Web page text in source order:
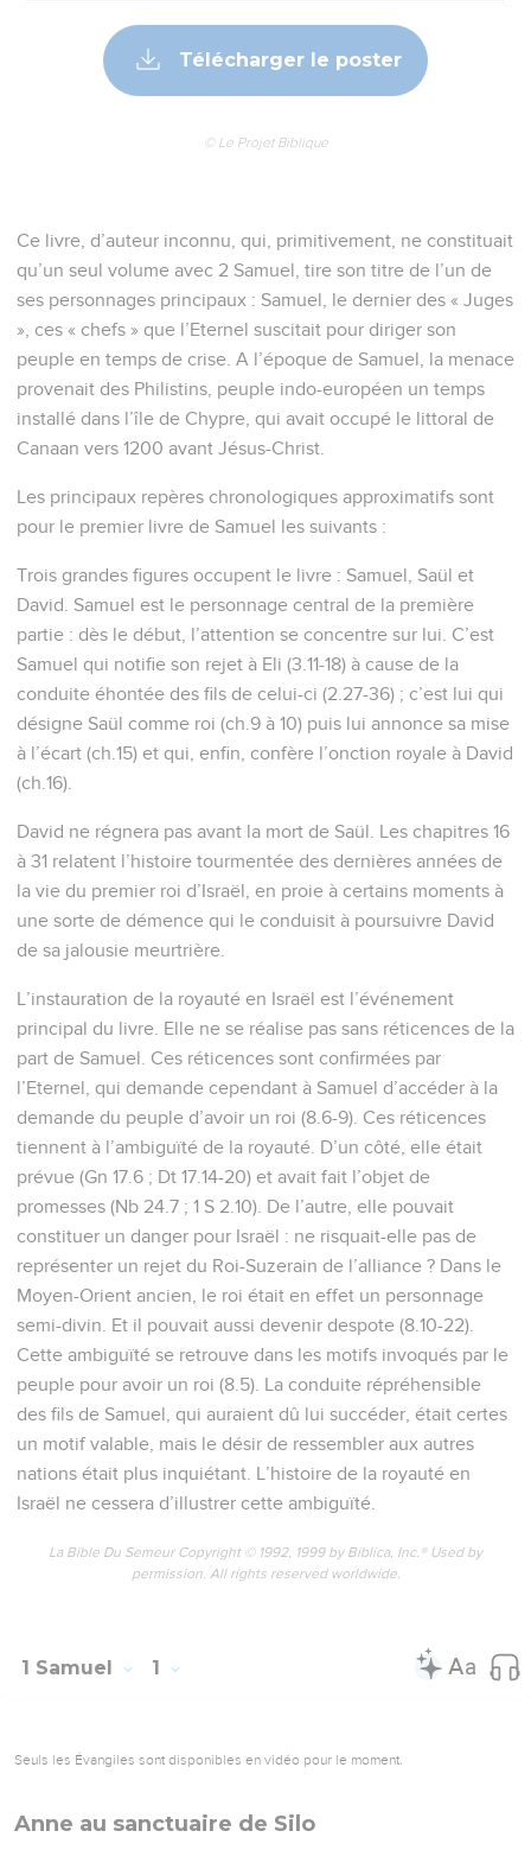
Télécharger le poster
© Le Projet Biblique
Ce livre, d’auteur inconnu, qui, primitivement, ne constituait
qu’un seul volume avec 2 Samuel, tire son titre de l’un de
ses personnages principaux : Samuel, le dernier des « Juges
», ces « chefs » que l’Eternel suscitait pour diriger son
peuple en temps de crise. A l’époque de Samuel, la menace
provenait des Philistins, peuple indo-européen un temps
installé dans l’île de Chypre, qui avait occupé le littoral de
Canaan vers 1200 avant Jésus-Christ.
Les principaux repères chronologiques approximatifs sont
pour le premier livre de Samuel les suivants :
Trois grandes figures occupent le livre : Samuel, Saül et
David. Samuel est le personnage central de la première
partie : dès le début, l’attention se concentre sur lui. C’est
Samuel qui notifie son rejet à Eli (3.11-18) à cause de la
conduite éhontée des fils de celui-ci (2.27-36) ; c’est lui qui
désigne Saül comme roi (ch.9 à 10) puis lui annonce sa mise
à l’écart (ch.15) et qui, enfin, confère l’onction royale à David
(ch.16).
David ne régnera pas avant la mort de Saül. Les chapitres 16
à 31 relatent l’histoire tourmentée des dernières années de
la vie du premier roi d’Israël, en proie à certains moments à
une sorte de démence qui le conduisit à poursuivre David
de sa jalousie meurtrière.
L’instauration de la royauté en Israël est l’événement
principal du livre. Elle ne se réalise pas sans réticences de la
part de Samuel. Ces réticences sont confirmées par
l’Eternel, qui demande cependant à Samuel d’accéder à la
demande du peuple d’avoir un roi (8.6-9). Ces réticences
tiennent à l’ambiguïté de la royauté. D’un côté, elle était
prévue (Gn 17.6 ; Dt 17.14-20) et avait fait l’objet de
promesses (Nb 24.7 ; 1 S 2.10). De l’autre, elle pouvait
constituer un danger pour Israël : ne risquait-elle pas de
représenter un rejet du Roi-Suzerain de l’alliance ? Dans le
Moyen-Orient ancien, le roi était en effet un personnage
semi-divin. Et il pouvait aussi devenir despote (8.10-22).
Cette ambiguïté se retrouve dans les motifs invoqués par le
peuple pour avoir un roi (8.5). La conduite répréhensible
des fils de Samuel, qui auraient dû lui succéder, était certes
un motif valable, mais le désir de ressembler aux autres
nations était plus inquiétant. L’histoire de la royauté en
Israël ne cessera d’illustrer cette ambiguïté.
La Bible Du Semeur Copyright © 1992, 1999 by Biblica, Inc.® Used by
permission. All rights reserved worldwide.
1 Samuel 1
Seuls les Évangiles sont disponibles en vidéo pour le moment.
Anne au sanctuaire de Silo